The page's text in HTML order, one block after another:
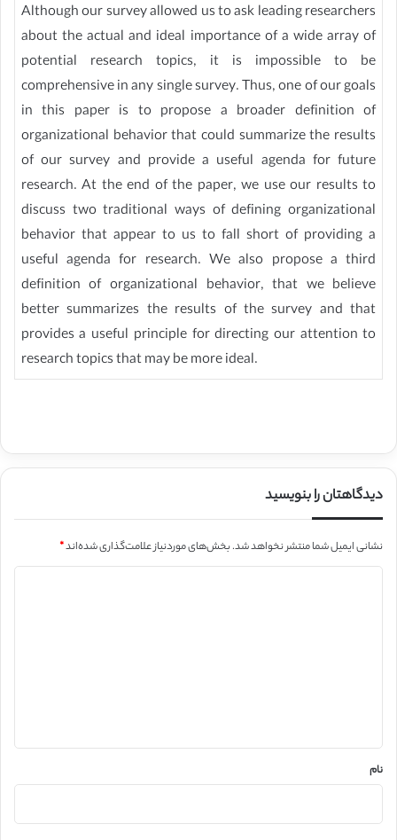
Although our survey allowed us to ask leading researchers
about the actual and ideal importance of a wide array of
potential research topics, it is impossible to be
comprehensive in any single survey. Thus, one of our goals
in this paper is to propose a broader definition of
organizational behavior that could summarize the results
of our survey and provide a useful agenda for future
research. At the end of the paper, we use our results to
discuss two traditional ways of defining organizational
behavior that appear to us to fall short of providing a
useful agenda for research. We also propose a third
definition of organizational behavior, that we believe
better summarizes the results of the survey and that
provides a useful principle for directing our attention to
research topics that may be more ideal.
دیدگاهتان را بنویسید
نشانی ایمیل شما منتشر نخواهد شد.بخش‌های موردنیاز علامت‌گذاری شده‌اند*
نام